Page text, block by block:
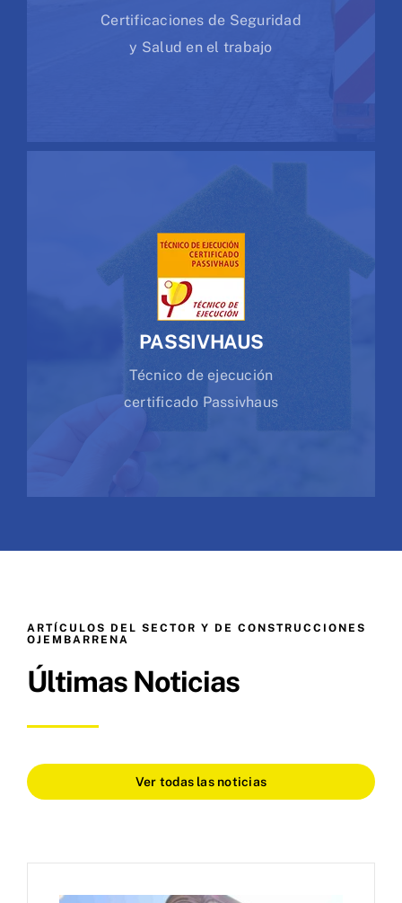
Certificaciones de Seguridad
y Salud en el trabajo
PASSIVHAUS
Técnico de ejecución
certificado Passivhaus
ARTÍCULOS DEL SECTOR Y DE CONSTRUCCIONES
OJEMBARRENA
Últimas Noticias
Ver todas las noticias